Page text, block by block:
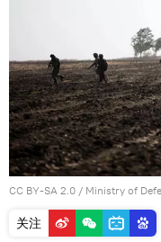
CC BY-SA 2.0 / Ministry of
关注